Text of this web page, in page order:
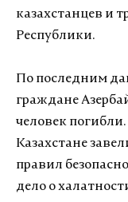
казахстанцев и
Республики.
По последним
граждане
человек
Казахстане
правил
дело о